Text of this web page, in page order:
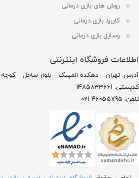
روش های بازی درمانی
کاربرد بازی درمانی
وسایل بازی درمانی
اطلاعات فروشگاه اینترنتی
آدرس: تهران – دهکده المپیک – بلوار ساحل – کوچه 53 – پلاک 10
کدپستی: 1485833661
تلفن: 46055795-021